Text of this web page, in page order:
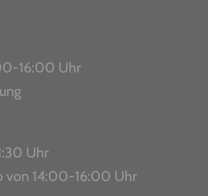
16:00 Uhr
Uhr
von 14:00-16:00 Uhr